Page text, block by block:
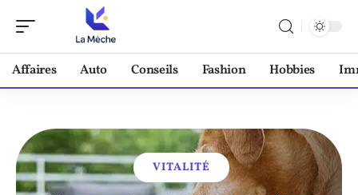
Affaires Auto Conseils Fashion Hobbies
VITALITÉ